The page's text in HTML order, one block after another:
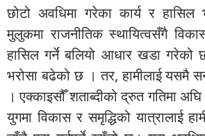
छोटो अवधिमा गरेका कार्य र
मुलुकमा राजनीतिक स्थायित्वसँगै
हासिल गर्ने बलियो आधार खडा
भरोसा बढेको छ । तर, हामीलाई यसमै
। एक्काइसौँ शताब्दीको द्रुत गतिमा अघि
युगमा विकास र समृद्धिको यात्रालाई